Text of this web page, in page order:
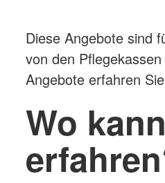
Diese Angebote sind
von den
Angebote erfahren
Wo